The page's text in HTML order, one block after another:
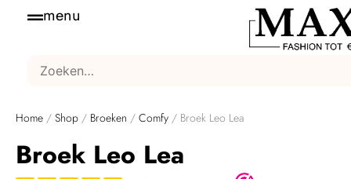
menu
Home / Shop / Broeken / Comfy / Broek Leo Lea
Broek Leo Lea